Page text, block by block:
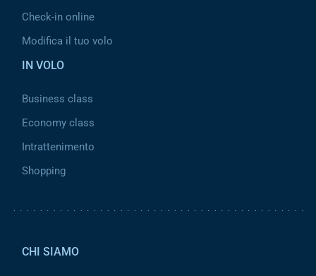
Check-in online
Modifica il tuo volo
IN VOLO
Business class
Economy class
Intrattenimento
Shopping
CHI SIAMO